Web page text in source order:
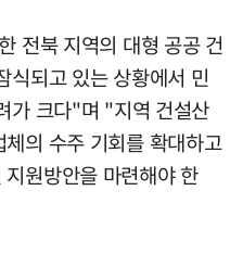
전북 지역의 대형 공공 건
식되고 있는 상황에서 민
가 크다"며 "지역 건설산
의 수주 기회를 확대하고
원방안을 마련해야 한